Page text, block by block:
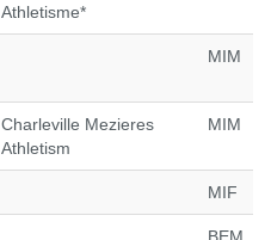
Athletisme*
MIM
Charleville Mezieres
Athletism
MIM
MIF